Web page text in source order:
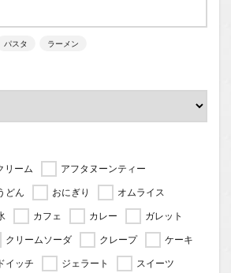
パスタ ラーメン
リーム
アフタヌーンティー
どん おにぎり
オムライス
カフェ カレー
ガレット
クリームソーダ クレープ
ケーキ
イッチ ジェラート
スイーツ